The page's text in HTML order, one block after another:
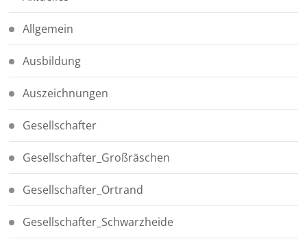
Allgemein
Ausbildung
Auszeichnungen
Gesellschafter
Gesellschafter_Großräschen
Gesellschafter_Ortrand
Gesellschafter_Schwarzheide